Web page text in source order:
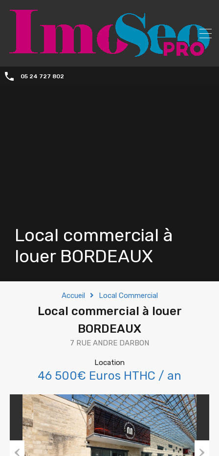
05 24 727 802
Local commercial à
louer BORDEAUX
Accueil Local Commercial
Local commercial à louer
BORDEAUX
7 RUE ANDRE DARBON
Location
46 500€ Euros HTHC / an